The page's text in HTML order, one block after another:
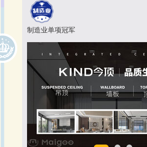
制造业单项冠军